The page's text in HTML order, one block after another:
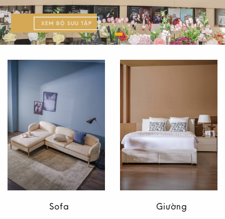
KHÁM PHÁ BỘ SƯU TẬP CÂU CHUYỆN VICTORIA
XEM BỘ SƯU TẬP
Sofa Giường